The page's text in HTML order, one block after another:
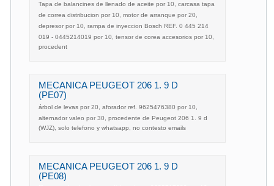
Tapa de balancines de llenado de aceite por 10, carcasa tapa
de correa distribucion por 10, motor de arranque por 20,
depresor por 10, rampa de inyeccion Bosch REF. 0 445 214
019 - 0445214019 por 10, tensor de corea accesorios por 10,
procedent
MECANICA PEUGEOT 206 1. 9 D
(PE07)
árbol de levas por 20, aforador ref. 9625476380 por 10,
alternador valeo por 30, procedente de Peugeot 206 1. 9 d
(WJZ), solo telefono y whatsapp, no contesto emails
MECANICA PEUGEOT 206 1. 9 D
(PE08)